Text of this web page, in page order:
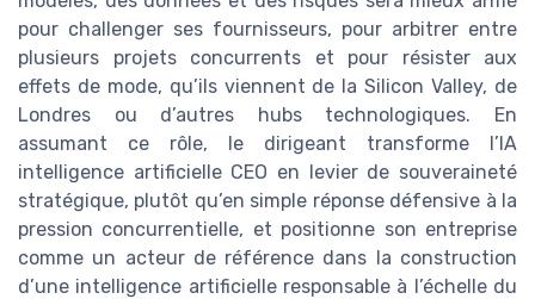
pour challenger ses fournisseurs, pour arbitrer entre
plusieurs projets concurrents et pour résister aux
effets de mode, qu’ils viennent de la Silicon Valley, de
Londres ou d’autres hubs technologiques. En
assumant ce rôle, le dirigeant transforme l’IA
intelligence artificielle CEO en levier de souveraineté
stratégique, plutôt qu’en simple réponse défensive à la
pression concurrentielle, et positionne son entreprise
comme un acteur de référence dans la construction
d’une intelligence artificielle responsable à l’échelle du